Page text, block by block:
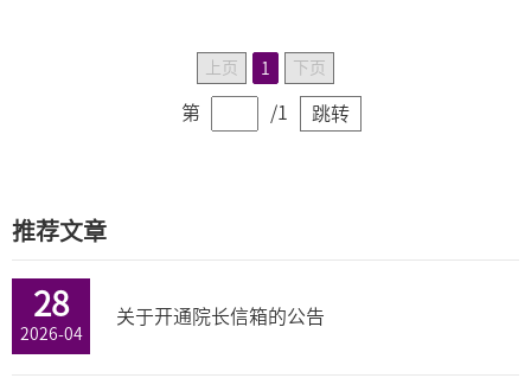
Finance以及The International journal of
Accounting期刊副主编。瑞士国家基金，香
港研究基金和加拿大国家社会和人文科学基金
上页 1 下页
第 /1 跳转
推荐文章
28
2026-04
关于开通院长信箱的公告